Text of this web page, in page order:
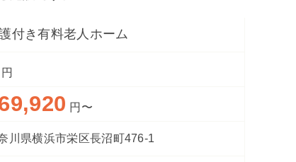
付き有料老人ホーム
円
円〜
川県横浜市栄区長沼町476-1